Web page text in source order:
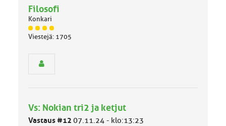
Filosofi
Konkari
J
ä
m
ä
Viestejä: 1705
Vs: Nokian tri2 ja ketjut
Vastaus #12 07.11.24 - klo:13:23